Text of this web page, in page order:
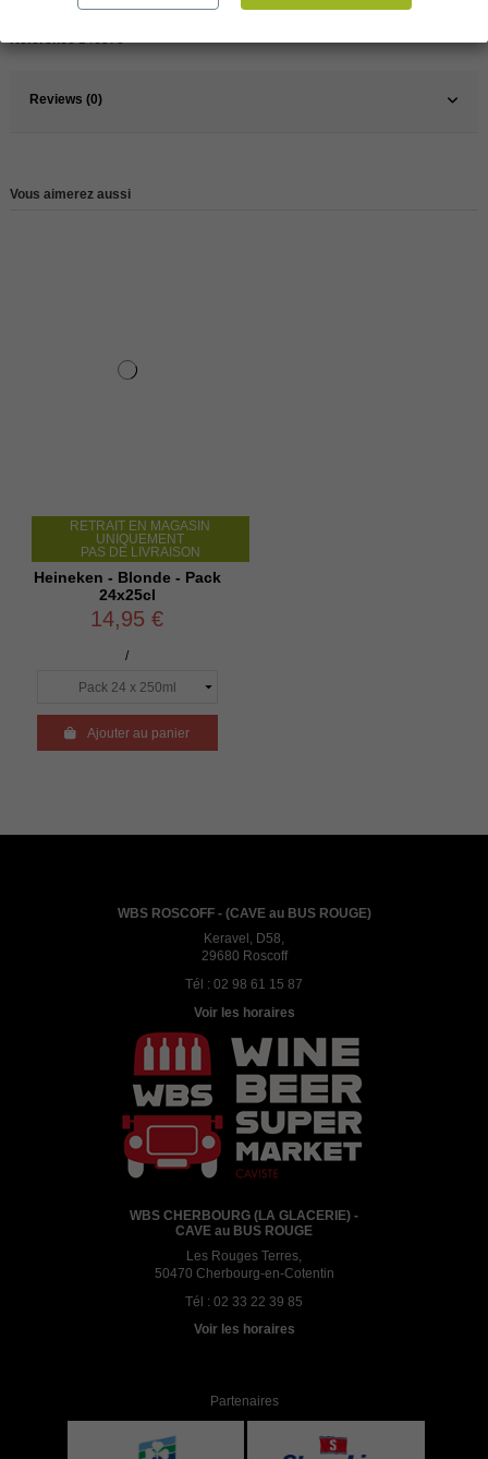
Référence 146576
Reviews (0)
Vous aimerez aussi
RETRAIT EN MAGASIN
UNIQUEMENT
PAS DE LIVRAISON
Heineken - Blonde - Pack
24x25cl
14,95 €
/
Ajouter au panier
WBS ROSCOFF - (CAVE au BUS ROUGE)
Keravel, D58,
29680 Roscoff
Tél : 02 98 61 15 87
Voir les horaires
WBS CHERBOURG (LA GLACERIE) -
CAVE au BUS ROUGE
Les Rouges Terres,
50470 Cherbourg-en-Cotentin
Tél : 02 33 22 39 85
Voir les horaires
Partenaires